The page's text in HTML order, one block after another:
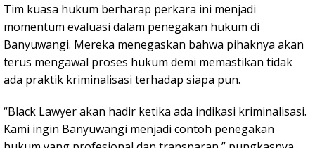
Tim kuasa hukum berharap perkara ini menjadi
momentum evaluasi dalam penegakan hukum di
Banyuwangi. Mereka menegaskan bahwa pihaknya akan
terus mengawal proses hukum demi memastikan tidak
ada praktik kriminalisasi terhadap siapa pun.
“Black Lawyer akan hadir ketika ada indikasi kriminalisasi.
Kami ingin Banyuwangi menjadi contoh penegakan